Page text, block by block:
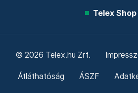
Telex Shop
© 2026 Telex.hu Zrt.
Átláthatóság ÁSZF